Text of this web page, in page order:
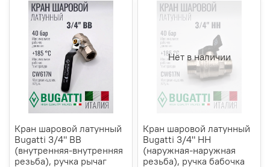
Кран шаровой латунный
Bugatti 3/4" ВВ
(внутренняя-внутренняя
резьба), ручка рычаг
Нет в наличии
Кран шаровой латунный
Bugatti 3/4" НН
(наружная-наружная
резьба), ручка бабочка